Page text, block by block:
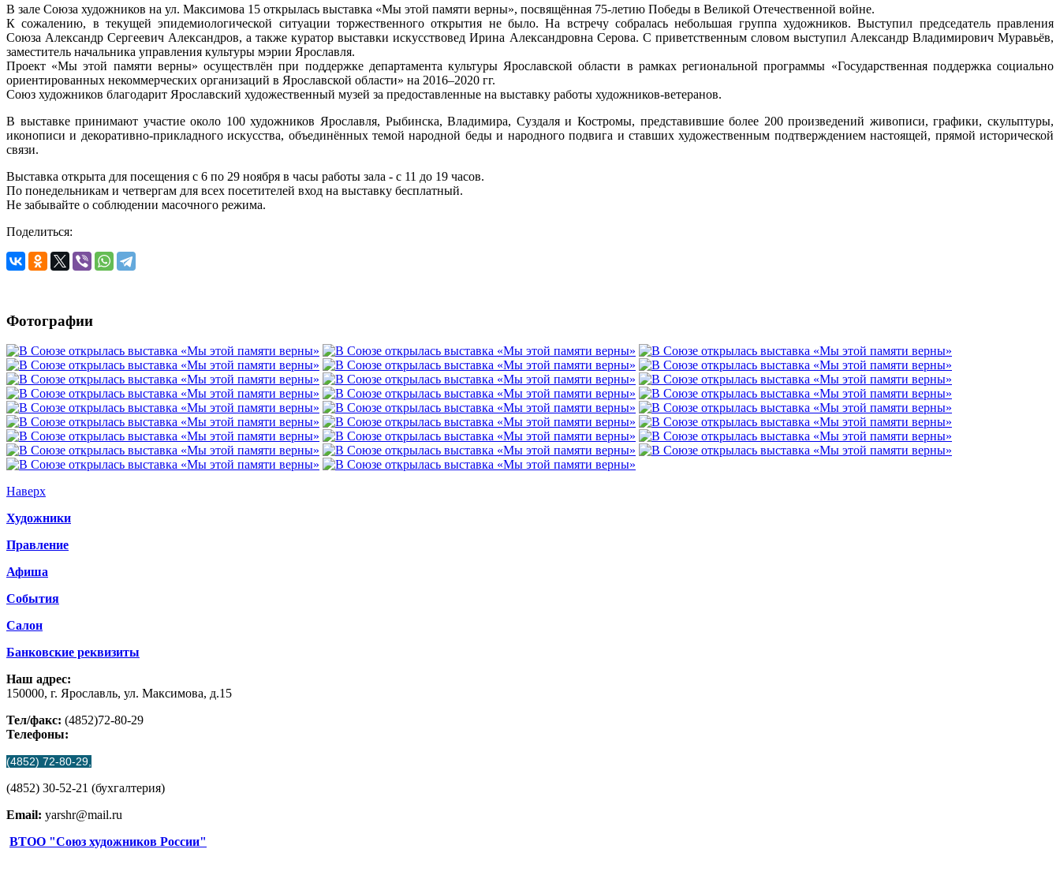
В зале Союза художников на ул. Максимова 15 открылась выставка «Мы этой памяти верны», посвящённая 75-летию Победы в Великой Отечественной войне.
К сожалению, в текущей эпидемиологической ситуации торжественного открытия не было. На встречу собралась небольшая группа художников. Выступил председатель правления
Союза Александр Сергеевич Александров, а также куратор выставки искусствовед Ирина Александровна Серова. С приветственным словом выступил Александр Владимирович Муравьёв,
заместитель начальника управления культуры мэрии Ярославля.
Проект «Мы этой памяти верны» осуществлён при поддержке департамента культуры Ярославской области в рамках региональной программы «Государственная поддержка социально
ориентированных некоммерческих организаций в Ярославской области» на 2016–2020 гг.
Союз художников благодарит Ярославский художественный музей за предоставленные на выставку работы художников-ветеранов.
В выставке принимают участие около 100 художников Ярославля, Рыбинска, Владимира, Суздаля и Костромы, представившие более 200 произведений живописи, графики, скульптуры,
иконописи и декоративно-прикладного искусства, объединённых темой народной беды и народного подвига и ставших художественным подтверждением настоящей, прямой исторической
связи.
Выставка открыта для посещения с 6 по 29 ноября в часы работы зала - с 11 до 19 часов.
По понедельникам и четвергам для всех посетителей вход на выставку бесплатный.
Не забывайте о соблюдении масочного режима.
Поделиться:
Фотографии
Наверх
Художники
Правление
Афиша
События
Салон
Банковские реквизиты
Наш адрес:
150000, г. Ярославль, ул. Максимова, д.15
Тел/факс: (4852)72-80-29
Телефоны:
(4852) 72-80-29,
(4852) 30-52-21 (бухгалтерия)
Email: yarshr@mail.ru
ВТОО "Союз художников России"